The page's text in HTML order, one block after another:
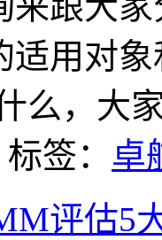
适用对
么，大
标签： 卓
评估5